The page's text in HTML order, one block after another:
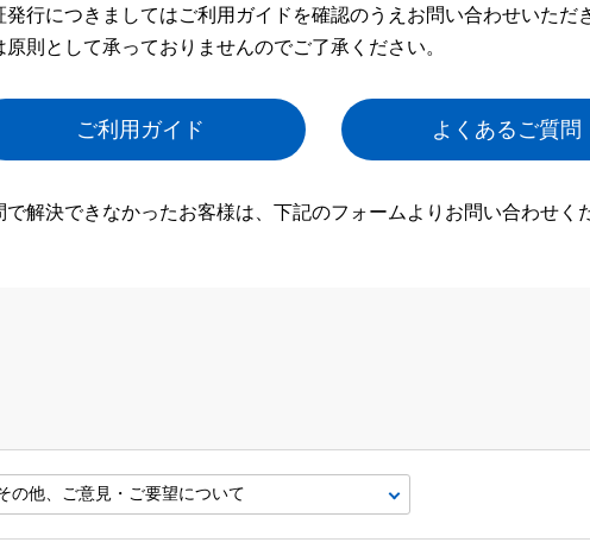
行につきましてはご利用ガイドを確認のうえお問い合わせいただ
則として承っておりませんのでご了承ください。
ご利用ガイド よくあるご質問
解決できなかったお客様は、下記のフォームよりお問い合わせく